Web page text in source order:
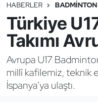
HABERLER BADMINTON
Türkiye
Takımı
Avrupa U17
millî kafilemiz, teknik
İspanya’ya ulaştı.
Binicilik
Bisiklet
Bocce Bowling